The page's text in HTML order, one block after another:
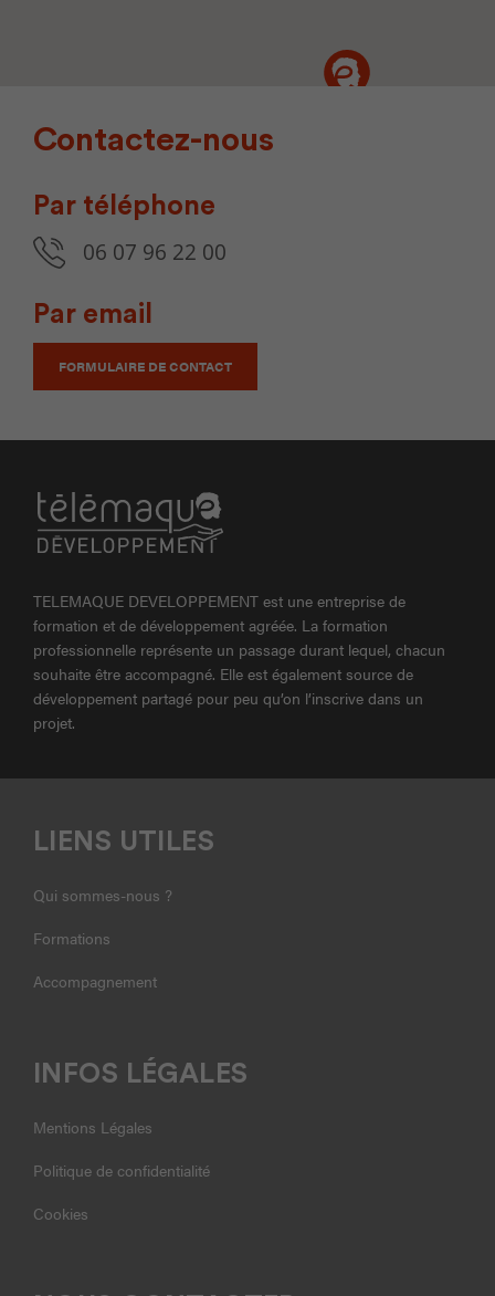
Contactez-nous
Par téléphone
06 07 96 22 00
Par email
FORMULAIRE DE CONTACT
TELEMAQUE DEVELOPPEMENT est une entreprise de
formation et de développement agréée. La formation
professionnelle représente un passage durant lequel, chacun
souhaite être accompagné. Elle est également source de
développement partagé pour peu qu’on l’inscrive dans un
projet.
LIENS UTILES
Qui sommes-nous ?
Formations
Accompagnement
INFOS LÉGALES
Mentions Légales
Politique de confidentialité
Cookies